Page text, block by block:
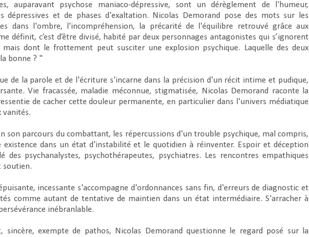
auparavant psychose maniaco-dépressive, sont un dérèglement de l'humeur,
dépressives et de phases d'exaltation. Nicolas Demorand pose des mots sur les
dans l'ombre, l'incompréhension, la précarité de l'équilibre retrouvé grâce aux
définit, c’est d’être divisé, habité par deux personnages antagonistes qui s’ignorent
dont le frottement peut susciter une explosion psychique. Laquelle des deux
bonne ? "
de la parole et de l'écriture s'incarne dans la précision d'un récit intime et pudique,
Vie fracassée, maladie méconnue, stigmatisée, Nicolas Demorand raconte la
de cacher cette douleur permanente, en particulier dans l'univers médiatique
vanités.
son parcours du combattant, les répercussions d'un trouble psychique, mal compris,
dans un état d'instabilité et le quotidien à réinventer. Espoir et déception
des psychanalystes, psychothérapeutes, psychiatres. Les rencontres empathiques
soutien.
incessante s'accompagne d'ordonnances sans fin, d'erreurs de diagnostic et
comme autant de tentative de maintien dans un état intermédiaire. S'arracher à
inébranlable.
sincère, exempte de pathos, Nicolas Demorand questionne le regard posé sur la